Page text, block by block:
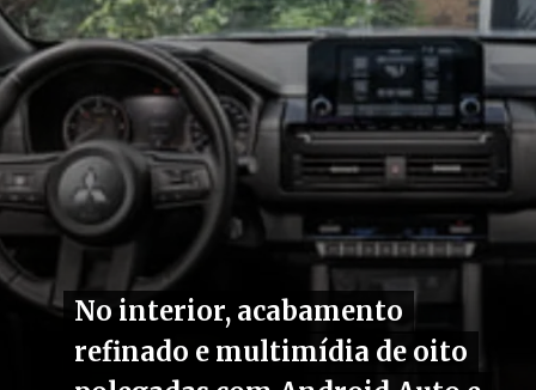
No interior, acabamento
refinado e multimídia de oito
No interior, acabamento
refinado e multimídia de oito